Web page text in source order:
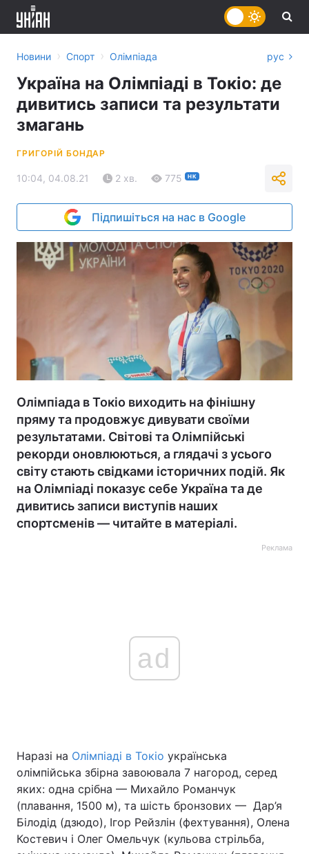
Війна
Спорт Наука
Техно і зв'язок Лайт
Зброя Інциденти
Новини › Спорт › Олімпіада рус
Україна на Олімпіаді в Токіо: де
дивитись записи та результати
змагань
ГРИГОРІЙ БОНДАР
10:04, 04.08.21 2 хв. 775 НК
Підпишіться на нас в Google
Олімпіада в Токіо виходить на фінішну
пряму та продовжує дивувати своїми
результатами. Світові та Олімпійські
рекорди оновлюються, а глядачі з усього
світу стають свідками історичних подій. Як
на Олімпіаді показує себе Україна та де
дивитись записи виступів наших
спортсменів — читайте в матеріалі.
Реклама
ad
Наразі на Олімпіаді в Токіо українська
олімпійська збірна завоювала 7 нагород, серед
яких: одна срібна — Михайло Романчук
(плавання, 1500 м), та шість бронзових — Дар’я
Білодід (дзюдо), Ігор Рейзлін (фехтування), Олена
Костевич і Олег Омельчук (кульова стрільба,